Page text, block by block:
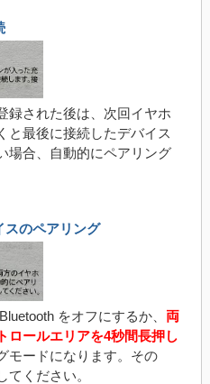
録された後は、次回イヤホ
と最後に接続したデバイス
場合、自動的にペアリング
スのペアリング
をオフにするか、 両
ロールエリアを4秒間長押し
モードになります。その
ください。